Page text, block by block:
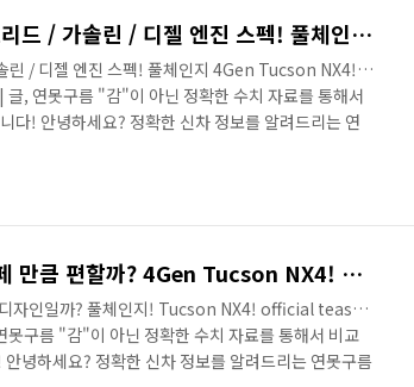
신형 투싼! 예상 연비! 하이브리드 / 가솔린 / 디젤 엔진 스펙! 풀체인지 4Gen Tucson NX4! fuel efficiency! information!
린 / 디젤 엔진 스펙! 풀체인지 4Gen Tucson NX4!
못구름 "감"이 아닌 정확한 수치 자료를 통해서
다! 안녕하세요? 정확한 신차 정보를 알려드리는 연
요일만 보내면 이제 투싼의 모든 정보가 공개될 것
싼의 예상 연비를 가늠해 보겠습니다. # 영상으로 빠
신형 투싼 예상 사이즈! 싼타페 만큼 편할까? 4Gen Tucson NX4! Dimension
디자인일까? 풀체인지! Tucson NX4! official teaser
구름 "감"이 아닌 정확한 수치 자료를 통해서 비교
녕하세요? 정확한 신차 정보를 알려드리는 연못구름